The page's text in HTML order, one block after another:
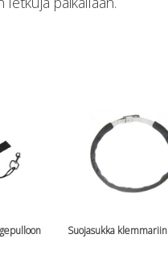
Suojasukka klemmariin